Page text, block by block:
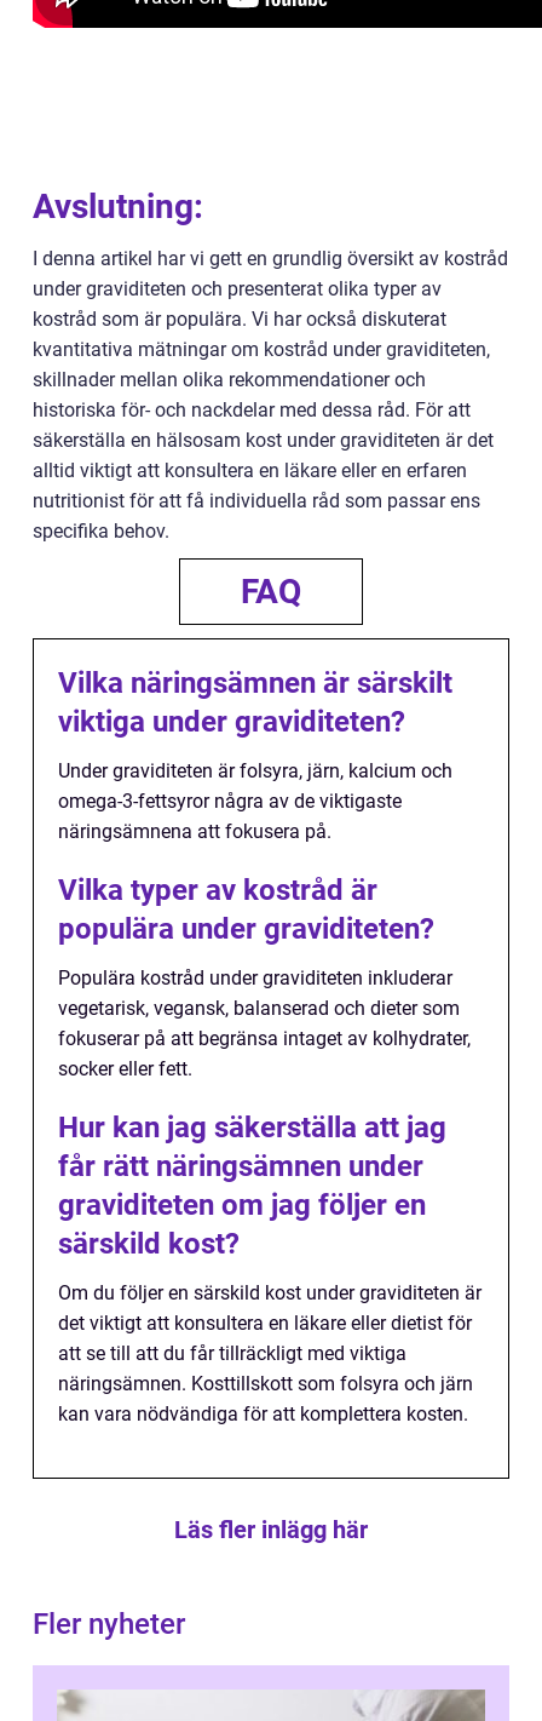
Avslutning:
I denna artikel har vi gett en grundlig översikt av kostråd
under graviditeten och presenterat olika typer av
kostråd som är populära. Vi har också diskuterat
kvantitativa mätningar om kostråd under graviditeten,
skillnader mellan olika rekommendationer och
historiska för- och nackdelar med dessa råd. För att
säkerställa en hälsosam kost under graviditeten är det
alltid viktigt att konsultera en läkare eller en erfaren
nutritionist för att få individuella råd som passar ens
specifika behov.
FAQ
Vilka näringsämnen är särskilt
viktiga under graviditeten?
Under graviditeten är folsyra, järn, kalcium och
omega-3-fettsyror några av de viktigaste
näringsämnena att fokusera på.
Vilka typer av kostråd är
populära under graviditeten?
Populära kostråd under graviditeten inkluderar
vegetarisk, vegansk, balanserad och dieter som
fokuserar på att begränsa intaget av kolhydrater,
socker eller fett.
Hur kan jag säkerställa att jag
får rätt näringsämnen under
graviditeten om jag följer en
särskild kost?
Om du följer en särskild kost under graviditeten är
det viktigt att konsultera en läkare eller dietist för
att se till att du får tillräckligt med viktiga
näringsämnen. Kosttillskott som folsyra och järn
kan vara nödvändiga för att komplettera kosten.
Läs fler inlägg här
Fler nyheter